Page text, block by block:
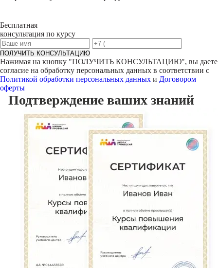
Бесплатная
консультация по курсу
ПОЛУЧИТЬ КОНСУЛЬТАЦИЮ
Нажимая на кнопку "ПОЛУЧИТЬ КОНСУЛЬТАЦИЮ", вы даете
согласие на обработку персональных данных в соответствии с
Политикой обработки персональных данных и Договором
оферты
Подтверждение ваших знаний